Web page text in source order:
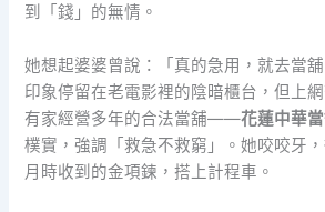
到「錢」的無情。
她想起婆婆曾說：「真的急用，就去當
印象停留在老電影裡的陰暗櫃台，但上
有家經營多年的合法當舖——花蓮中華當
樸實，強調「救急不救窮」。她咬咬牙
月時收到的金項鍊，搭上計程車。